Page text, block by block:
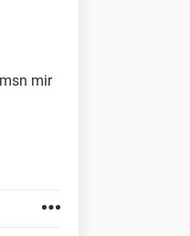
mir